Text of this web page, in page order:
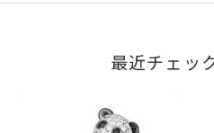
最近チェッ